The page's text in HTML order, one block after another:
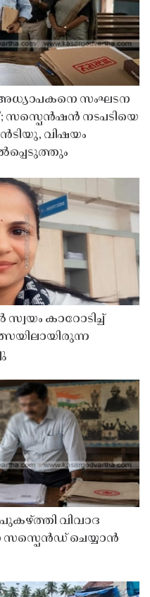
സംഘടന
സസ്പെൻഷൻ നടപടിയെ
വിഷയം
സ്വയം കാറോടിച്ച്
വിവാദ
ചെയ്യാൻ